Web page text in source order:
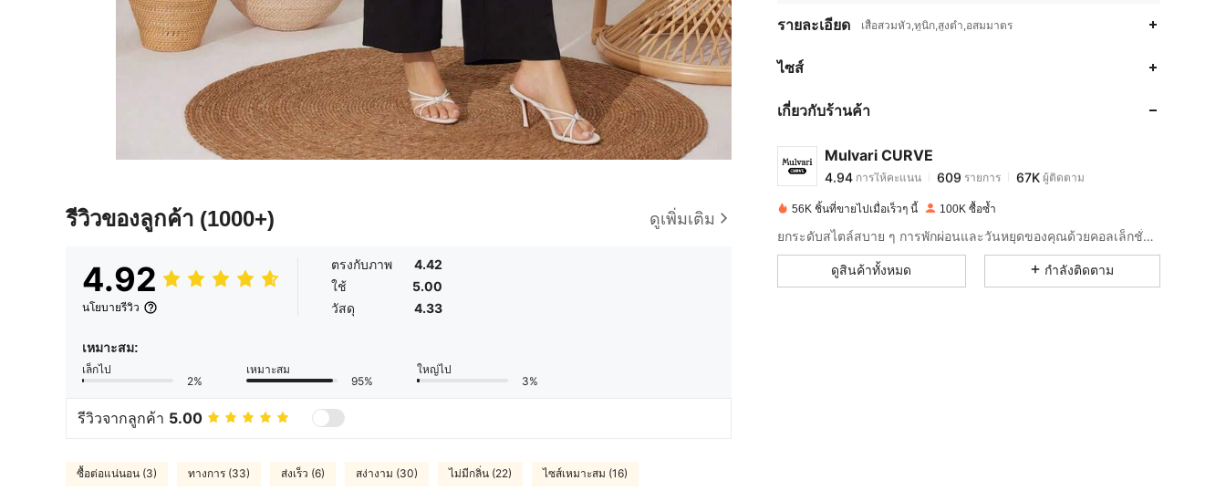
รีวิวของลูกค้า (1000+) ดูเพิ่มเติม
4.92
นโยบายรีวิว
ตรงกับภาพ
4.42
ใช้
5.00
วัสดุ
4.33
เหมาะสม:
เล็กไป
2%
เหมาะสม
95%
ใหญ่ไป
3%
รีวิวจากลูกค้า 5.00
ซื้อต่อแน่นอน (3) ทางการ (33) ส่งเร็ว (6) สง่างาม (30) ไม่มีกลิ่น (22) ไซส์เหมาะสม (16)
รายละเอียด เสื้อสวมหัว,ทูนิก,สูงต่ำ,อสมมาตร
ไซส์
เกี่ยวกับร้านค้า
Mulvari CURVE
4.94
4.94 การให้คะแนน
h***iจ่าย1 วันที่ผ่านมา
4.94 67K
56K ชิ้นที่ขายไปเมื่อเร็วๆ นี้ 100K ซื้อซ้ำ
ยกระดับสไตล์สบาย ๆ การพักผ่อนและวันหยุดของคุณด้วยคอลเล็กชั่นที่หลากหลายและสะดวกสบายนี้
ดูสินค้าทั้งหมด กำลังติดตาม